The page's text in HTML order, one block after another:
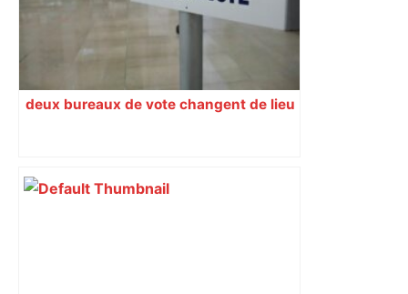
deux bureaux de vote changent de lieu